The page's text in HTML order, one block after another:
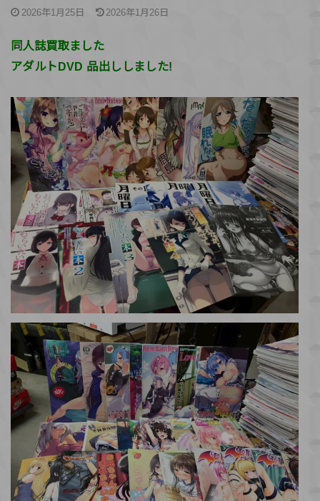
2026年1月25日 2026年1月26日
同人誌買取ました
アダルトDVD 品出ししました!